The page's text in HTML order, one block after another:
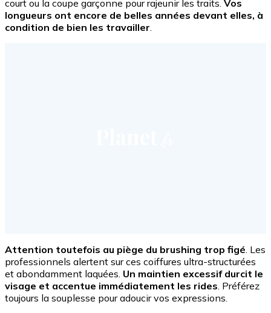
court ou la coupe garçonne pour rajeunir les traits. Vos
longueurs ont encore de belles années devant elles, à
condition de bien les travailler
Attention toutefois au piège du brushing trop figé . Les
professionnels alertent sur ces coiffures ultra-structurées
et abondamment laquées. Un maintien excessif durcit le
visage et accentue immédiatement les rides . Préférez
toujours la souplesse pour adoucir vos expressions.